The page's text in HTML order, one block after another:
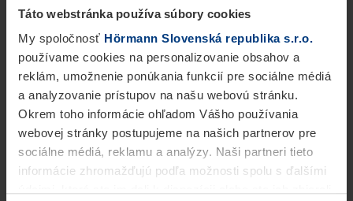
Táto webstránka používa súbory cookies
My spoločnosť Hörmann Slovenská republika s.r.o.
používame cookies na personalizovanie obsahov a
reklám, umožnenie ponúkania funkcií pre sociálne médiá
a analyzovanie prístupov na našu webovú stránku.
Okrem toho informácie ohľadom Vášho používania
webovej stránky postupujeme na našich partnerov pre
sociálne médiá, reklamu a analýzy. Naši partneri tieto
informácie zhromažďujú podľa možnosti spolu s ďalšími